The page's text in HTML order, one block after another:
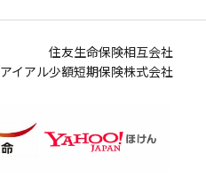
住友生命保険相互会社
アイアル少額短期保険株式会社